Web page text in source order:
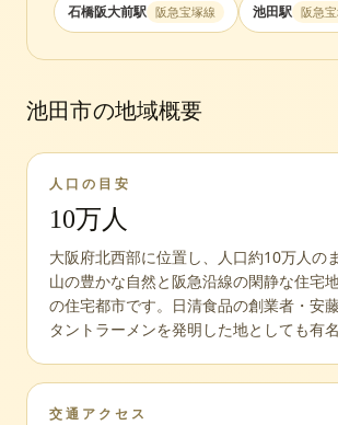
石橋阪大前駅 阪急宝塚線 池田駅 阪急
池田市の地域概要
人口の目安
10万人
大阪府北西部に位置し、人口約10万人の
山の豊かな自然と阪急沿線の閑静な住宅
の住宅都市です。日清食品の創業者・安
タントラーメンを発明した地としても有名
交通アクセス